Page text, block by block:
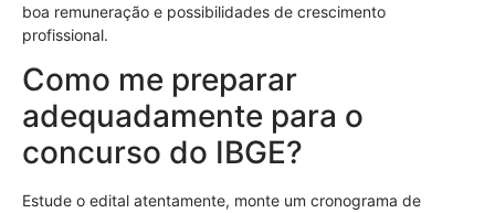
boa remuneração e possibilidades de crescimento
profissional.
Como me preparar
adequadamente para o
concurso do IBGE?
Estude o edital atentamente, monte um cronograma de